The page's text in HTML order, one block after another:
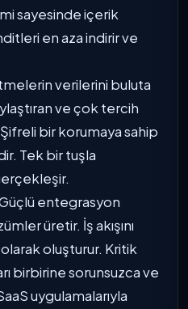
sayesinde içerik
en aza indirir ve
verilerini buluta
ve çok tercih
bir korumaya sahip
Tek bir tuşla
entegrasyon
üretir. İş akışını
oluşturur. Kritik
birbirine sorunsuzca ve
uygulamalarıyla